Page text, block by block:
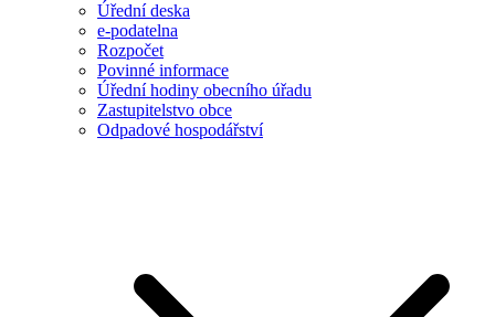
Úřední deska
e-podatelna
Rozpočet
Povinné informace
Úřední hodiny obecního úřadu
Zastupitelstvo obce
Odpadové hospodářství